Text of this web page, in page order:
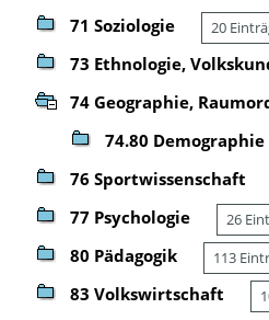
71 Soziologie 20
73 Ethnologie,
74 Geographie,
74.80 Demographie
76 Sportwissenschaft
77 Psychologie 26
80 Pädagogik 113
83 Volkswirtschaft